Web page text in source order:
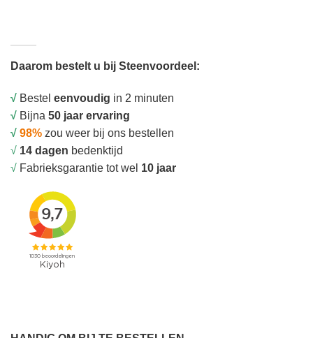
Daarom bestelt u bij Steenvoordeel:
√ Bestel eenvoudig in 2 minuten
√ Bijna 50 jaar ervaring
√ 98% zou weer bij ons bestellen
√ 14 dagen bedenktijd
√ Fabrieksgarantie tot wel 10 jaar